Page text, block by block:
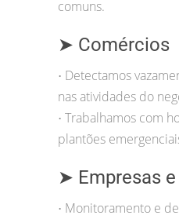
comuns.
➤ Comércios
• Detectamos
nas atividades do
• Trabalhamos com
plantões
➤ Empresas
• Monitoramento e